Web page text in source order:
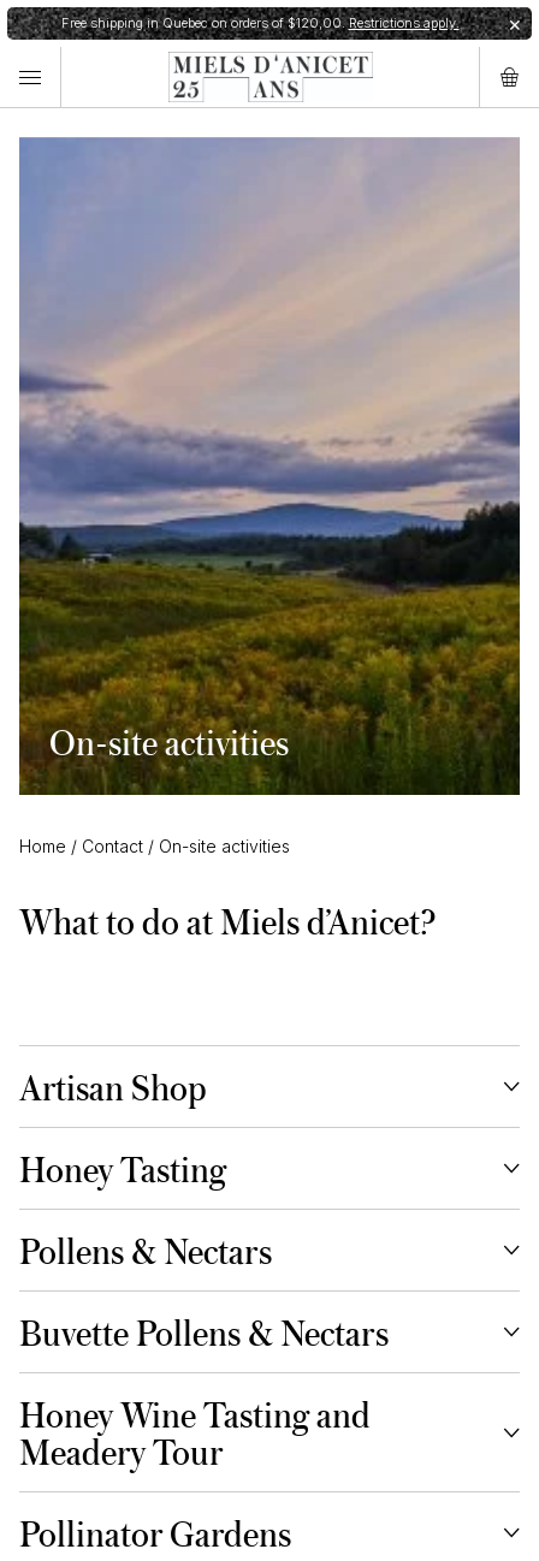
✕
Free shipping in Quebec on orders of $120,00.Restrictions apply.
On-site activities
Home / Contact / On-site activities
What to do at Miels d’Anicet?
Artisan Shop
Honey Tasting
Pollens & Nectars
Buvette Pollens & Nectars
Honey Wine Tasting and
Meadery Tour
Pollinator Gardens